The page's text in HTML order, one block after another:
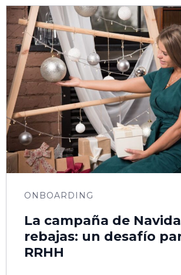
ONBOARDING
La campaña de
rebajas: un desafío
RRHH